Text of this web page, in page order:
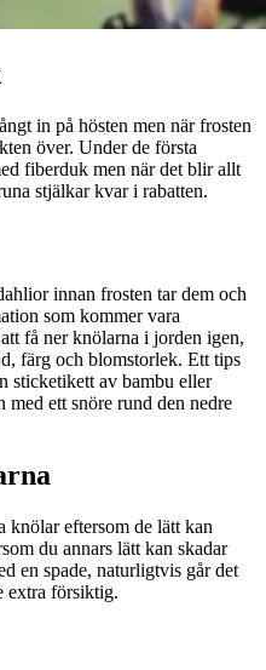
in på hösten men när frosten
över. Under de första
fiberduk men när det blir allt
stjälkar kvar i rabatten.
innan frosten tar dem och
som kommer vara
få ner knölarna i jorden igen,
färg och blomstorlek. Ett tips
sticketikett av bambu eller
med ett snöre rund den nedre
knölar eftersom de lätt kan
du annars lätt kan skadar
en spade, naturligtvis går det
extra försiktig.